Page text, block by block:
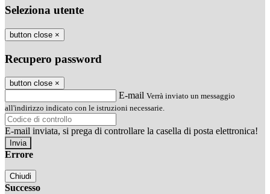
Seleziona utente
button close ×
Recupero password
button close ×
E-mail Verrà inviato un messaggio
all'indirizzo indicato con le istruzioni necessarie.
E-mail inviata, si prega di controllare la casella di posta elettronica!
Errore
Chiudi
Successo